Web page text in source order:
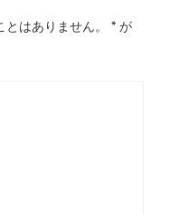
はありません。 * が